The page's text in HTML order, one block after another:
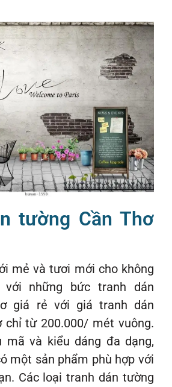
tường Cần Thơ
mẻ và tươi mới cho không
với những bức tranh dán
giá rẻ với giá tranh dán
chỉ từ 200.000/ mét vuông.
mã và kiểu dáng đa dạng,
một sản phẩm phù hợp với
Các loại tranh dán tường